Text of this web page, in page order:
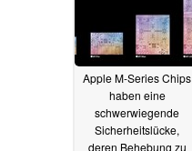
Apple M-Series Chips
haben eine
schwerwiegende
Sicherheitslücke,
deren Behebung zu